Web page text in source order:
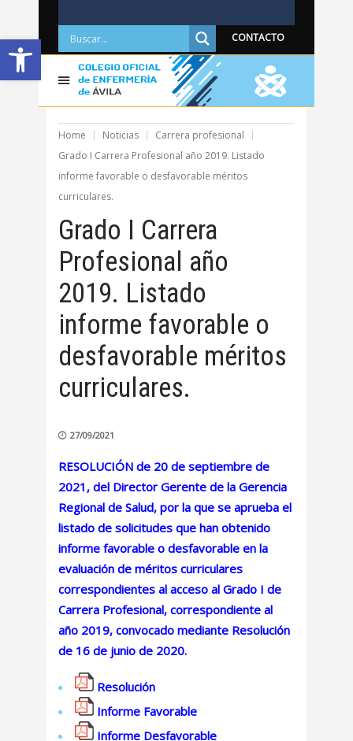
Abrir barra de herramientas CONTACTO
Home Noticias
Carrera profesional
Grado I Carrera Profesional año 2019. Listado
informe favorable o desfavorable méritos
curriculares.
Grado I Carrera
Profesional año
2019. Listado
informe favorable o
desfavorable méritos
curriculares.
27/09/2021
RESOLUCIÓN de 20 de septiembre de
2021, del Director Gerente de la Gerencia
Regional de Salud, por la que se aprueba el
listado de solicitudes que han obtenido
informe favorable o desfavorable en la
evaluación de méritos curriculares
correspondientes al acceso al Grado I de
Carrera Profesional, correspondiente al
año 2019, convocado mediante Resolución
de 16 de junio de 2020.
Resolución
Informe Favorable
Informe Desfavorable